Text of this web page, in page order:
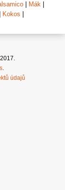
Mák
Kokos
2017.
.
údajů